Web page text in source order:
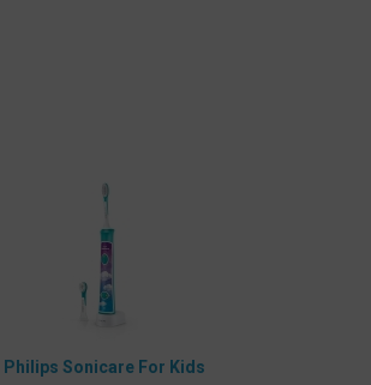
Philips Sonicare For Kids